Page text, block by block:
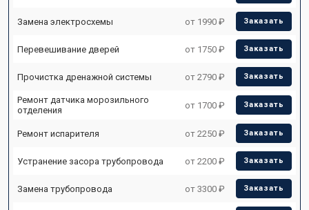
Замена электросхемы от 1990 ₽ Заказать
Перевешивание дверей от 1750 ₽ Заказать
Прочистка дренажной системы от 2790 ₽ Заказать
Ремонт датчика морозильного
отделения
от 1700 ₽ Заказать
Ремонт испарителя от 2250 ₽ Заказать
Устранение засора трубопровода от 2200 ₽ Заказать
Замена трубопровода от 3300 ₽ Заказать